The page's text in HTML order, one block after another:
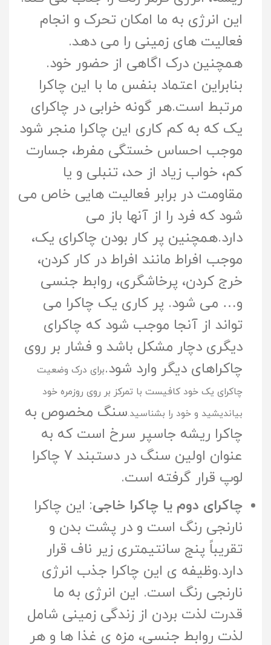
این انرژى به ما امکان تحرک و انجام
فعالیت هاى زمینی را می دهد.
همچنین درک اگاهی از حضور خود.
بنابراین اعتماد بنفس ما با این چاکرا
مرتبط است.هر گونه خرابی در چاکراى
یک که به کم کارى این چاکرا منجر شود
موجب احساس خستگی مفرط، جسارت
کم، خواب زیاد از حد، تنبلی و یا
مقاومت در برابر فعالیت هایی خاص می
شود که فرد را از آنها باز می
دارد.همچنین پر کار بودن چاکراى یک،
موجب افراط مانند افراط در کار کردن،
خرج کردن، پرخاشگری، روابط جنسی
و… می شود. پر کارى یک چاکرا می
تواند از آنجا موجب شود که چاکراى
دیگرى دچار مشکل باشد و فشار بر روی
چاکراهاى دیگر وارد شود.براى درک وضعیت
چاکراى یک خود کافیست با تمرکز بر روى روزمره خود
بیاندیشید و خود را بشناسید.سنگ مخصوص به
چاکرا ریشه جاسپر سرخ است که به
عنوان اولین سنگ در دستبند 7 چاکرا
لوپ قرار گرفته است.
چاکرای دوم یا چاکرا خاجی: این چاکرا
نارنجی رنگ است و در پشت بدن و
تقریباً پنج سانتیمتری زیر ناف قرار
دارد.وظیفه ى این چاکرا جذب انرژى
نارنجی رنگ است. این انرژى به ما
قدرت لذت بردن از زندگی زمینی شامل
لذت روابط جنسی، مزه ى غذا ها و هر